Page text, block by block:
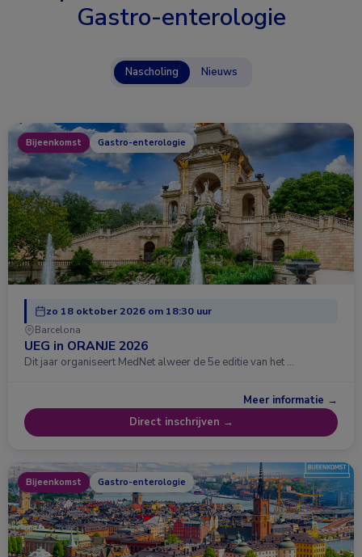
Gastro-enterologie
Nascholing Nieuws
Bijeenkomst Gastro-enterologie
zo 18 oktober 2026 om 18:30 uur
Barcelona
UEG in ORANJE 2026
Dit jaar organiseert MedNet alweer de 5e editie van het …
Meer informatie →
Direct inschrijven →
Bijeenkomst Gastro-enterologie